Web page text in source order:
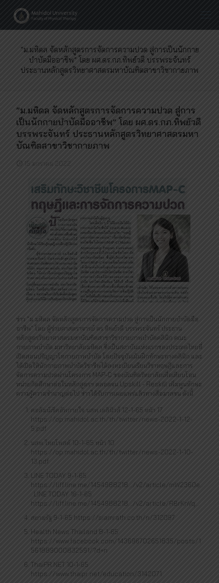
“ม.มหิดล จัดหลักสูตรการจัดการความปวด สู่การเป็นนักกาย
บำบัดมืออาชีพ” โดย ผศ.ดร.กภ.ทิพย์วดี บรรพระจันทร์
ประธานหลักสูตรวิทยาศาสตรมหาบัณฑิตสาขาวิชากายภาพ
“ม.มหิดล จัดหลักสูตรการจัดการความปวด สู่การ
เป็นนักกายบำบัดมืออาชีพ” โดย ผศ.ดร.กภ.ทิพย์วดี
บรรพระจันทร์ ประธานหลักสูตรวิทยาศาสตรมหา
บัณฑิตสาขาวิชากายภาพ
15 มกราคม 2022
ข่าว "ม.มหิดล จัดหลักสูตรการจัดการความปวด สู่การเป็นนักกายบำบัดมือ
อาชีพ" โดย ผู้ช่วยศาสตราจารย์ ดร.ทิพย์วดี บรรพระจันทร์ ประธาน
หลักสูตรวิทยาศาสตรมหาบัณฑิตสาขาวิชากายภาพบำบัดคลินิก คณะ
กายภาพบำบัด มหาวิทยาลัยมหิดล ซึ่งเป็นสถาบันแห่งแรกของประเทศไทยที่
เปิดสอนปริญญาโทกายภาพบำบัด โดยปัจจุบันเน้นฝึกทักษะทางคลินิก และ
ได้เปิดให้นักกายภาพบำบัดวิชาชีพได้ลงทะเบียนเรียนวิชาทฤษฎีและการ
จัดการความปวดผ่านโครงการ MAP-C ของบัณฑิตวิทยาลัยเพื่อเทียบโอน
หน่วยกิตศึกษาต่อในหลักสูตรฯ ตลอดจน Upskill - Reskill เพิ่มพูนทักษะ
ความรู้ความชำนาญต่อไป ข่าวได้รับการเผยแพร่แล้วทางสื่อมวลชน ดังนี้
คอลัมน์เช็คอัพกายใจ นสพ.เดลินิวส์ 12-1-65 หน้า 17
https://op.mahidol.ac.th/th/twitter/news-2022-1-12-
5.pdf
นสพ.ไทยโพสต์ 10-1-65 หน้า 10
https://op.mahidol.ac.th/th/twitter/news-2022-1-10-
13.pdf
LINE TODAY 9-1-65
https://liff.line.me/1454988218.../v2/article/mW2360e..
. LINE TODAY 16-1-65
https://liff.line.me/1454988218.../v2/article/RBrKnVq...
สยามรัฐ 9-1-65 https://siamrath.co.th/n/312097
Health News Thailand 8-1-65
https://www.facebook.com/143696702651835/posts/1
561889000832591/?d=n
ThaiPR.NET 10-1-65
https://www.thaipr.net/education/3142071